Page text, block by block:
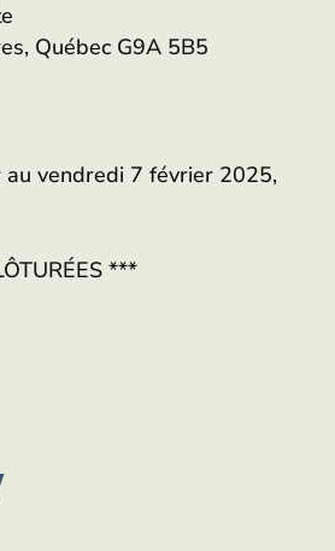
Québec G9A 5B5
vendredi 7 février 2025,
***